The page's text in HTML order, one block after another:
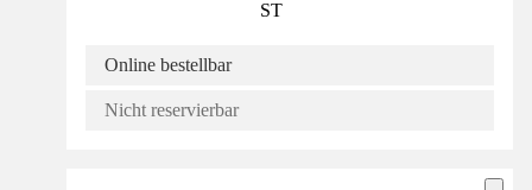
ST
Online bestellbar
Nicht reservierbar